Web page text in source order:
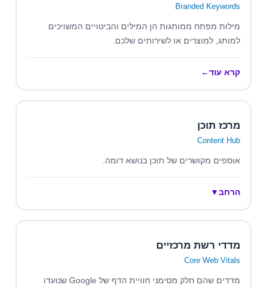
Branded Keywords
מילות מפתח ממותגות הן המילים והביטויים המשויכים
למותג, למוצרים או לשירותים שלכם.
קרא עוד←
מרכז תוכן
Content Hub
אוספים מקושרים של תוכן בנושא דומה.
הרחב▼
מדדי רשת מרכזיים
Core Web Vitals
מדדים שהם חלק מסימני חוויית הדף של Google שנועדו